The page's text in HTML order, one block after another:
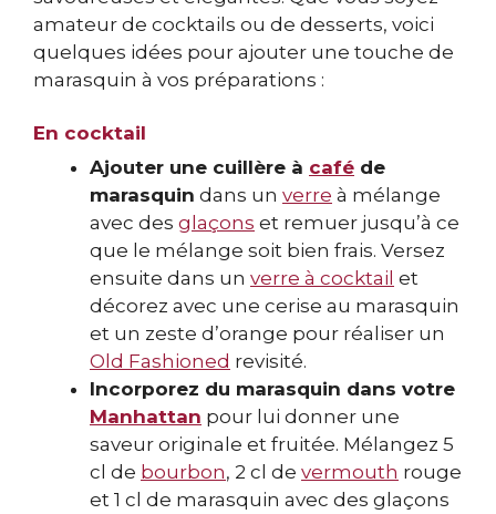
amateur de cocktails ou de desserts, voici
quelques idées pour ajouter une touche de
marasquin à vos préparations :
En cocktail
Ajouter une cuillère à café de
marasquin dans un verre à mélange
avec des glaçons et remuer jusqu’à ce
que le mélange soit bien frais. Versez
ensuite dans un verre à cocktail et
décorez avec une cerise au marasquin
et un zeste d’orange pour réaliser un
Old Fashioned revisité.
Incorporez du marasquin dans votre
Manhattan pour lui donner une
saveur originale et fruitée. Mélangez 5
cl de bourbon, 2 cl de vermouth rouge
et 1 cl de marasquin avec des glaçons